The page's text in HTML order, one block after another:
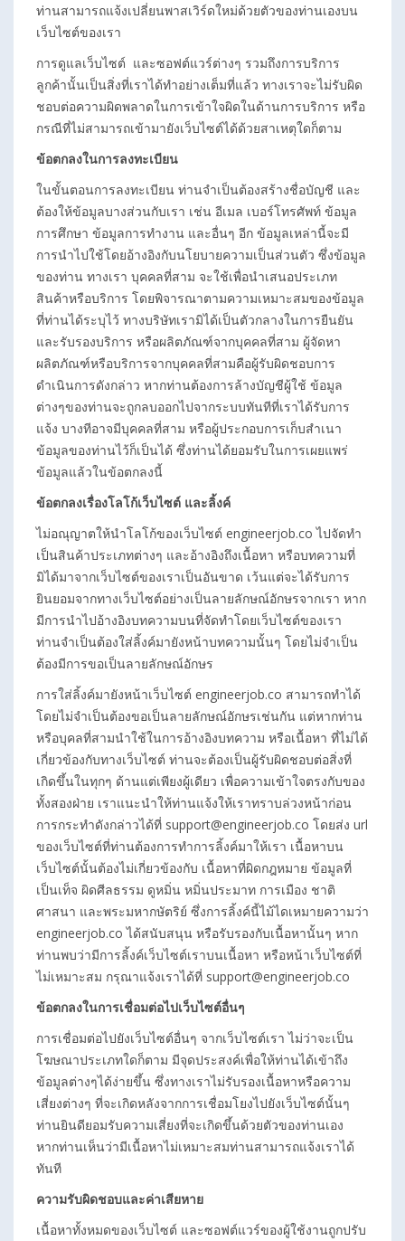
ท่านสามารถแจ้งเปลี่ยนพาสเวิร์ดใหม่ด้วยตัวของท่านเองบน
เว็บไซต์ของเรา
การดูแลเว็บไซต์ และซอฟต์แวร์ต่างๆ รวมถึงการบริการ
ลูกค้านั้นเป็นสิ่งที่เราได้ทำอย่างเต็มที่แล้ว ทางเราจะไม่รับผิด
ชอบต่อความผิดพลาดในการเข้าใจผิดในด้านการบริการ หรือ
กรณีที่ไม่สามารถเข้ามายังเว็บไซต์ได้ด้วยสาเหตุใดก็ตาม
ข้อตกลงในการลงทะเบียน
ในขั้นตอนการลงทะเบียน ท่านจำเป็นต้องสร้างชื่อบัญชี และ
ต้องให้ข้อมูลบางส่วนกับเรา เช่น อีเมล เบอร์โทรศัพท์ ข้อมูล
การศึกษา ข้อมูลการทำงาน และอื่นๆ อีก ข้อมูลเหล่านี้จะมี
การนำไปใช้โดยอ้างอิงกับนโยบายความเป็นส่วนตัว ซึ่งข้อมูล
ของท่าน ทางเรา บุคคลที่สาม จะใช้เพื่อนำเสนอประเภท
สินค้าหรือบริการ โดยพิจารณาตามความเหมาะสมของข้อมูล
ที่ท่านได้ระบุไว้ ทางบริษัทเรามิได้เป็นตัวกลางในการยืนยัน
และรับรองบริการ หรือผลิตภัณฑ์จากบุคคลที่สาม ผู้จัดหา
ผลิตภัณฑ์หรือบริการจากบุคคลที่สามคือผู้รับผิดชอบการ
ดำเนินการดังกล่าว หากท่านต้องการล้างบัญชีผู้ใช้ ข้อมูล
ต่างๆของท่านจะถูกลบออกไปจากระบบทันทีที่เราได้รับการ
แจ้ง บางทีอาจมีบุคคลที่สาม หรือผู้ประกอบการเก็บสำเนา
ข้อมูลของท่านไว้ก็เป็นได้ ซึ่งท่านได้ยอมรับในการเผยแพร่
ข้อมูลแล้วในข้อตกลงนี้
ข้อตกลงเรื่องโลโก้เว็บไซต์ และลิ้งค์
ไม่อณุญาตให้นำโลโก้ของเว็บไซต์ engineerjob.co ไปจัดทำ
เป็นสินค้าประเภทต่างๆ และอ้างอิงถึงเนื้อหา หรือบทความที่
มิได้มาจากเว็บไซต์ของเราเป็นอันขาด เว้นแต่จะได้รับการ
ยินยอมจากทางเว็บไซต์อย่างเป็นลายลักษณ์อักษรจากเรา หาก
มีการนำไปอ้างอิงบทความบนที่จัดทำโดยเว็บไซต์ของเรา
ท่านจำเป็นต้องใส่ลิ้งค์มายังหน้าบทความนั้นๆ โดยไม่จำเป็น
ต้องมีการขอเป็นลายลักษณ์อักษร
การใส่ลิ้งค์มายังหน้าเว็บไซต์ engineerjob.co สามารถทำได้
โดยไม่จำเป็นต้องขอเป็นลายลักษณ์อักษรเช่นกัน แต่หากท่าน
หรือบุคลที่สามนำใช้ในการอ้างอิงบทความ หรือเนื้อหา ที่ไม่ได้
เกี่ยวข้องกับทางเว็บไซต์ ท่านจะต้องเป็นผู้รับผิดชอบต่อสิ่งที่
เกิดขึ้นในทุกๆ ด้านแต่เพียงผู้เดียว เพื่อความเข้าใจตรงกับของ
ทั้งสองฝ่าย เราแนะนำให้ท่านแจ้งให้เราทราบล่วงหน้าก่อน
การกระทำดังกล่าวได้ที่ support@engineerjob.co โดยส่ง url
ของเว็บไซต์ที่ท่านต้องการทำการลิ้งค์มาให้เรา เนื้อหาบน
เว็บไซต์นั้นต้องไม่เกี่ยวข้องกับ เนื้อหาที่ผิดกฎหมาย ข้อมูลที่
เป็นเท็จ ผิดศีลธรรม ดูหมิ่น หมิ่นประมาท การเมือง ชาติ
ศาสนา และพระมหากษัตริย์ ซึ่งการลิ้งค์นี้ไม้ไดเหมายความว่า
engineerjob.co ได้สนับสนุน หรือรับรองกับเนื้อหานั้นๆ หาก
ท่านพบว่ามีการลิ้งค์เว็บไซต์เราบนเนื้อหา หรือหน้าเว็บไซต์ที่
ไม่เหมาะสม กรุณาแจ้งเราได้ที่ support@engineerjob.co
ข้อตกลงในการเชื่อมต่อไปเว็บไซต์อื่นๆ
การเชื่อมต่อไปยังเว็บไซต์อื่นๆ จากเว็บไซต์เรา ไม่ว่าจะเป็น
โฆษณาประเภทใดก็ตาม มีจุดประสงค์เพื่อให้ท่านได้เข้าถึง
ข้อมูลต่างๆได้ง่ายขึ้น ซึ่งทางเราไม่รับรองเนื้อหาหรือความ
เสี่ยงต่างๆ ที่จะเกิดหลังจากการเชื่อมโยงไปยังเว็บไซต์นั้นๆ
ท่านยินดียอมรับความเสี่ยงที่จะเกิดขึ้นด้วยตัวของท่านเอง
หากท่านเห็นว่ามีเนื้อหาไม่เหมาะสมท่านสามารถแจ้งเราได้
ทันที
ความรับผิดชอบและค่าเสียหาย
เนื้อหาทั้งหมดของเว็บไซต์ และซอฟต์แวร์ของผู้ใช้งานถูกปรับ